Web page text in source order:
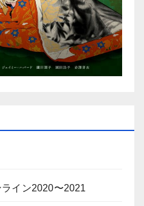
イン2020〜2021